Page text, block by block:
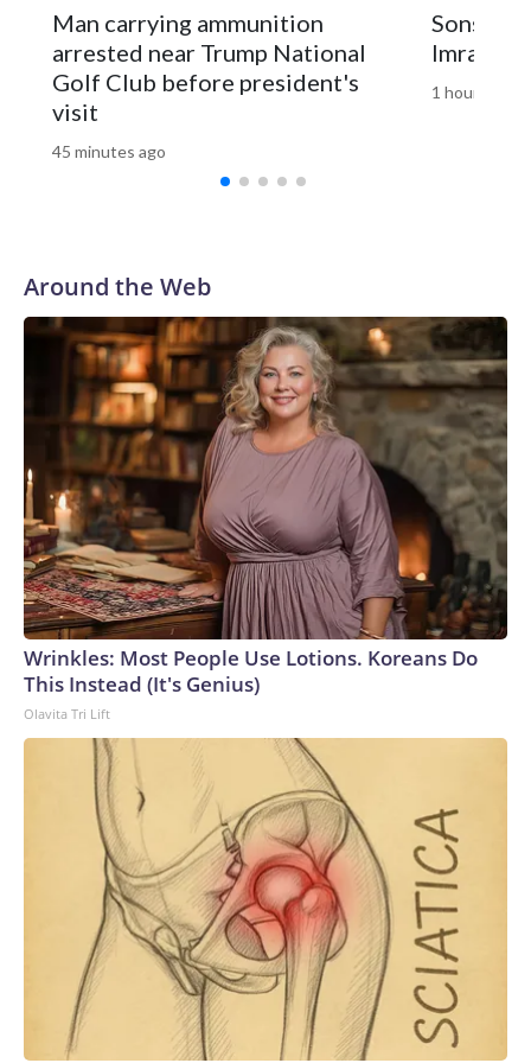
Man carrying ammunition
arrested near Trump National
Golf Club before president's
visit
45 minutes ago
Sons of
Imran
1 hour ago
Around the Web
Wrinkles: Most People Use Lotions. Koreans Do
This Instead (It's Genius)
Olavita Tri Lift